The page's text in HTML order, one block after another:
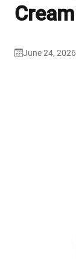
Cream
June 24, 2026